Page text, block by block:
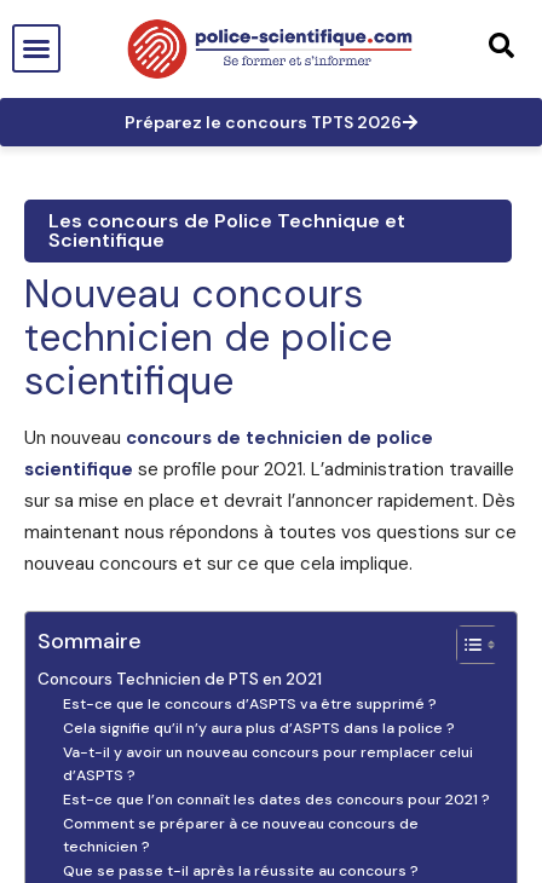
Préparez le concours TPTS 2026
Les concours de Police Technique et
Scientifique
Nouveau concours
technicien de police
scientifique
Un nouveau concours de technicien de police
scientifique se profile pour 2021. L’administration travaille
sur sa mise en place et devrait l’annoncer rapidement. Dès
maintenant nous répondons à toutes vos questions sur ce
nouveau concours et sur ce que cela implique.
Sommaire
Concours Technicien de PTS en 2021
Est-ce que le concours d’ASPTS va être supprimé ?
Cela signifie qu’il n’y aura plus d’ASPTS dans la police ?
Va-t-il y avoir un nouveau concours pour remplacer celui
d’ASPTS ?
Est-ce que l’on connaît les dates des concours pour 2021 ?
Comment se préparer à ce nouveau concours de
technicien ?
Que se passe t-il après la réussite au concours ?